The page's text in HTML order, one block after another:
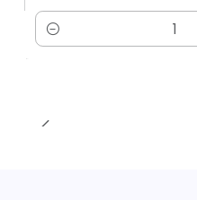
Cantidad